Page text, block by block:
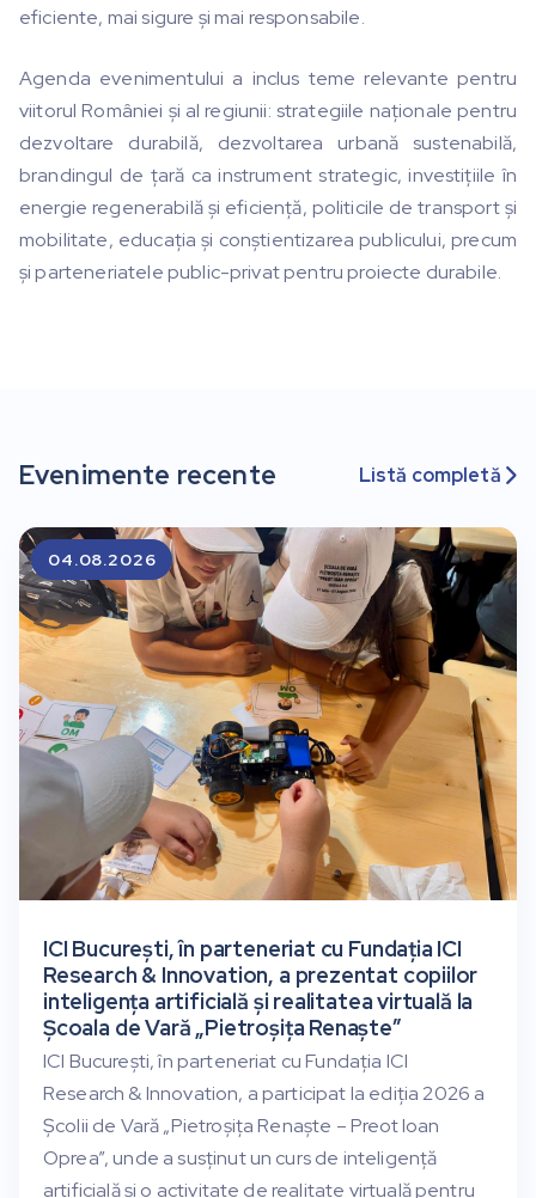
eficiente, mai sigure și mai responsabile.
Agenda evenimentului a inclus teme relevante pentru
viitorul României și al regiunii: strategiile naționale pentru
dezvoltare durabilă, dezvoltarea urbană sustenabilă,
brandingul de țară ca instrument strategic, investițiile în
energie regenerabilă și eficiență, politicile de transport și
mobilitate, educația și conștientizarea publicului, precum
și parteneriatele public-privat pentru proiecte durabile.
Evenimente recente Listă completă 
ICI București, în parteneriat cu Fundația ICI
Research & Innovation, a prezentat copiilor
inteligența artificială și realitatea virtuală la
Școala de Vară „Pietroșița Renaște”
ICI București, în parteneriat cu Fundația ICI
Research & Innovation, a participat la ediția 2026 a
Școlii de Vară „Pietroșița Renaște – Preot Ioan
Oprea”, unde a susținut un curs de inteligență
artificială și o activitate de realitate virtuală pentru
04.08.2026